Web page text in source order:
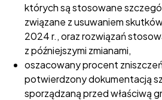
których są stosowane
związane z usuwaniem
2024 r., oraz rozwiązań
z późniejszymi zmianami,
oszacowany procent
potwierdzony dokumentacją
sporządzaną przed właściwą